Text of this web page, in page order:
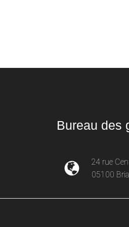
Bureau des
24 rue
05100